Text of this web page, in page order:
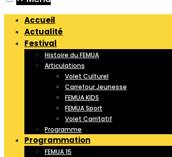
Accueil
Actualité
Festival
Histoire du FEMUA
Articulations
Volet Culturel
Carrefour Jeunesse
FEMUA KIDS
FEMUA Sport
Volet Carritatif
Programme
Programmation
FEMUA 15